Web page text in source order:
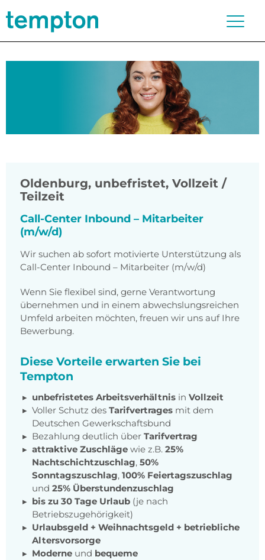
Oldenburg, unbefristet, Vollzeit /
Teilzeit
Call-Center Inbound – Mitarbeiter
(m/w/d)
Wir suchen ab sofort motivierte Unterstützung als
Call-Center Inbound – Mitarbeiter (m/w/d)
Wenn Sie flexibel sind, gerne Verantwortung
übernehmen und in einem abwechslungsreichen
Umfeld arbeiten möchten, freuen wir uns auf Ihre
Bewerbung.
Diese Vorteile erwarten Sie bei
Tempton
unbefristetes Arbeitsverhältnis in Vollzeit
Voller Schutz des Tarifvertrages mit dem
Deutschen Gewerkschaftsbund
Bezahlung deutlich über Tarifvertrag
attraktive Zuschläge wie z.B. 25%
Nachtschichtzuschlag, 50%
Sonntagszuschlag, 100% Feiertagszuschlag
und 25% Überstundenzuschlag
bis zu 30 Tage Urlaub (je nach
Betriebszugehörigkeit)
Urlaubsgeld + Weihnachtsgeld + betriebliche
Altersvorsorge
Moderne und bequeme